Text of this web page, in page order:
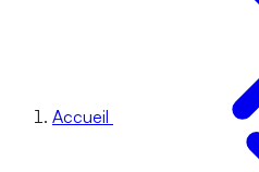
Accueil